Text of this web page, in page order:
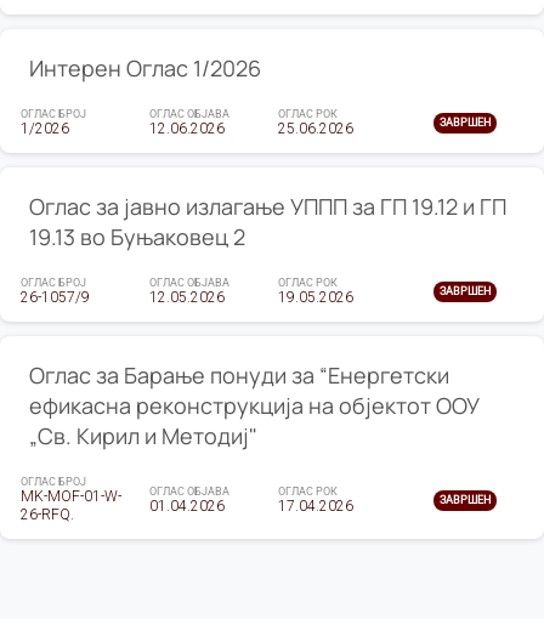
Интерен Оглас 1/2026
ОГЛАС БРОЈ
1/2026
ОГЛАС ОБЈАВА
12.06.2026
ОГЛАС РОК
25.06.2026 ЗАВРШЕН
Оглас за јавно излагање УППП за ГП 19.12 и ГП
19.13 во Буњаковец 2
ОГЛАС БРОЈ
26-1057/9
ОГЛАС ОБЈАВА
12.05.2026
ОГЛАС РОК
19.05.2026 ЗАВРШЕН
Оглас за Барање понуди за “Енергетски
ефикасна реконструкција на објектот ООУ
„Св. Кирил и Методиј"
ОГЛАС БРОЈ
MK-MOF-01-W-
26-RFQ.
ОГЛАС ОБЈАВА
01.04.2026
ОГЛАС РОК
17.04.2026 ЗАВРШЕН